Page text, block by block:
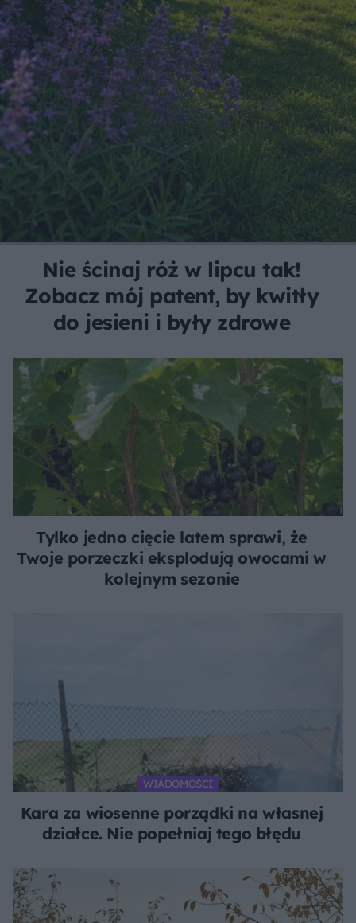
Nie ścinaj róż w lipcu tak!
Zobacz mój patent, by kwitły
do jesieni i były zdrowe
Tylko jedno cięcie latem sprawi, że
Twoje porzeczki eksplodują owocami w
kolejnym sezonie
WIADOMOŚCI
Kara za wiosenne porządki na własnej
działce. Nie popełniaj tego błędu